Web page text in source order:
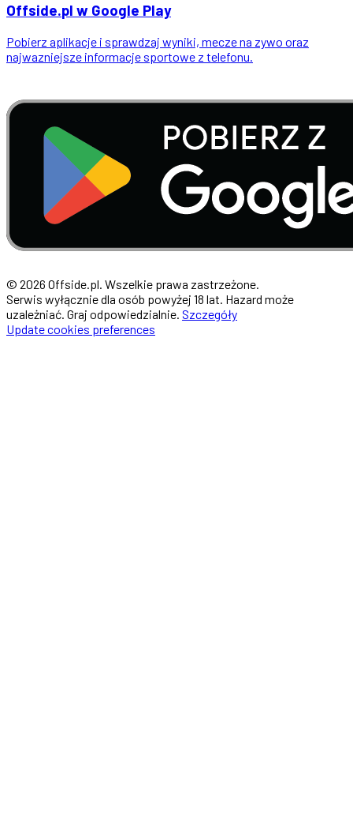
Offside.pl w Google Play
Pobierz aplikacje i sprawdzaj wyniki, mecze na zywo oraz
najwazniejsze informacje sportowe z telefonu.
© 2026 Offside.pl. Wszelkie prawa zastrzeżone.
Serwis wyłącznie dla osób powyżej 18 lat. Hazard może
uzależniać. Graj odpowiedzialnie. Szczegóły
Update cookies preferences